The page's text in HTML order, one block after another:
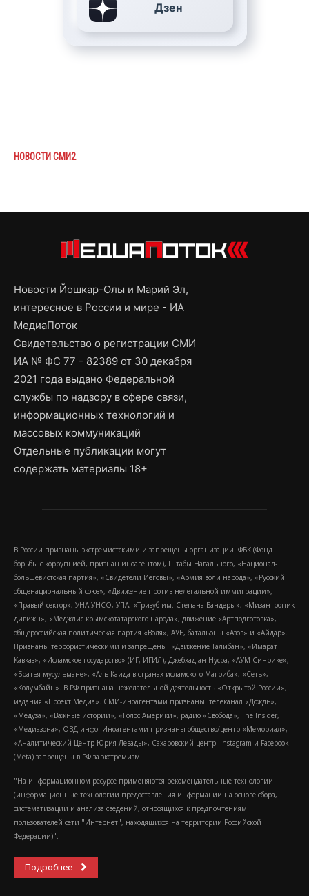
Дзен
НОВОСТИ СМИ2
Новости Йошкар-Олы и Марий Эл,
интересное в России и мире - ИА
МедиаПоток
Свидетельство о регистрации СМИ
ИА № ФС 77 - 82389 от 30 декабря
2021 года выдано Федеральной
службы по надзору в сфере связи,
информационных технологий и
массовых коммуникаций
Отдельные публикации могут
содержать материалы 18+
В России признаны экстремистскими и запрещены организации: ФБК (Фонд
борьбы с коррупцией, признан иноагентом), Штабы Навального, «Национал-
большевистская партия», «Свидетели Иеговы», «Армия воли народа», «Русский
общенациональный союз», «Движение против нелегальной иммиграции»,
«Правый сектор», УНА-УНСО, УПА, «Тризуб им. Степана Бандеры», «Мизантропик
дивижн», «Меджлис крымскотатарского народа», движение «Артподготовка»,
общероссийская политическая партия «Воля», АУЕ, батальоны «Азов» и «Айдар».
Признаны террористическими и запрещены: «Движение Талибан», «Имарат
Кавказ», «Исламское государство» (ИГ, ИГИЛ), Джебхад-ан-Нусра, «АУМ Синрике»,
«Братья-мусульмане», «Аль-Каида в странах исламского Магриба», «Сеть»,
«Колумбайн». В РФ признана нежелательной деятельность «Открытой России»,
издания «Проект Медиа». СМИ-иноагентами признаны: телеканал «Дождь»,
«Медуза», «Важные истории», «Голос Америки», радио «Свобода», The Insider,
«Медиазона», ОВД-инфо. Иноагентами признаны общество/центр «Мемориал»,
«Аналитический Центр Юрия Левады», Сахаровский центр. Instagram и Facebook
(Metа) запрещены в РФ за экстремизм.
"На информационном ресурсе применяются рекомендательные технологии
(информационные технологии предоставления информации на основе сбора,
систематизации и анализа сведений, относящихся к предпочтениям
пользователей сети "Интернет", находящихся на территории Российской
Федерации)".
Подробнее